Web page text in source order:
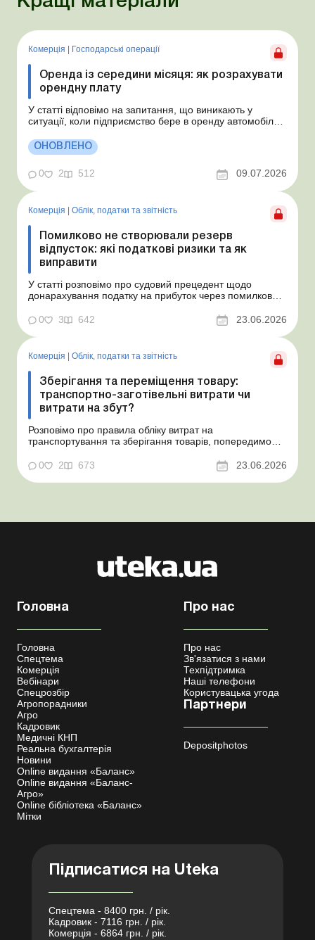
Комерція Господарські операції
Оренда із середини місяця: як розрахувати
орендну плату
У статті відповімо на запитання, що виникають у
ситуації, коли підприємство бере в оренду автомобіль у
місяця. Підприємство орендує у фізособи автомобіль з
15.07.2026. Згідно з умовами договору орендна плата
становить 4 000 грн на місяць. Виникла...
ОНОВЛЕНО
0 2 512 09.07.2026
Комерція | Облік, податки та звiтнiсть
Помилково не створювали резерв
відпусток: які податкові ризики та як
виправити
У статті розповімо про судовий прецедент щодо
донарахування податку на прибуток через помилково
надамо рекомендації, як мінімізувати податкові ризики.
Проблемні витрати: податкові ризики та судова
практика Розуміємо ваші хвилювання через помилкове
неств...
0 3 642 23.06.2026
Комерція | Облік, податки та звiтнiсть
Зберігання та переміщення товару:
транспортно-заготівельні витрати чи
витрати на збут?
Розповімо про правила обліку витрат на
транспортування та зберігання товарів, попередимо
нормативне обґрунтування. Проблемні витрати:
податкові ризики та судова практика Здавалось би, у
цьому питанні неоднозначності бути не може. Однак,
0 2 673 23.06.2026
Головна
Головна
Спецтема
Комерція
Вебінари
Спецрозбір
Агропорадники
Агро
Кадровик
Медичні КНП
Реальна бухгалтерія
Новини
Online видання «Баланс»
Online видання «Баланс-
Агро»
Online бібліотека «Баланс»
Мітки
Про нас
Про нас
Зв'язатися з нами
Техпідтримка
Наші телефони
Користувацька угода
Партнери
Depositphotos
Підписатися на Uteka
Спецтема - 8400 грн. / рік.
Кадровик - 7116 грн. / рік.
Комерція - 6864 грн. / рік.